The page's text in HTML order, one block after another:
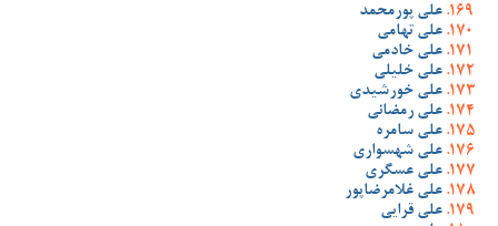
علی پورمحمد
علی تهامی
علی خادمی
علی خلیلی
علی خورشیدی
علی رمضانی
علی سامره
علی شهسواری
علی عسگری
علی غلامرضاپور
علی قرایی